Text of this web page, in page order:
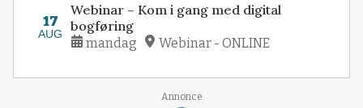
17
AUG
Webinar – Kom i gang med digital
bogføring
mandag Webinar - ONLINE
Annonce